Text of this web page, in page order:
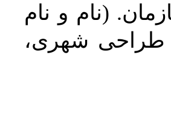
(نام و نام
طراحی شهری،